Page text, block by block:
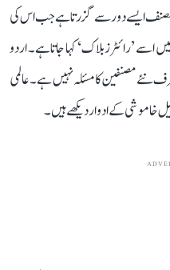
مصنف ایسے دور سے گزرتا ہے جب اس کی
اسے ’رائٹرز بلاک‘ کہا جاتا ہے۔ اردو
نئے مصنفین کا مسئلہ نہیں ہے۔ عالمی
کے ادوار دیکھے ہیں۔